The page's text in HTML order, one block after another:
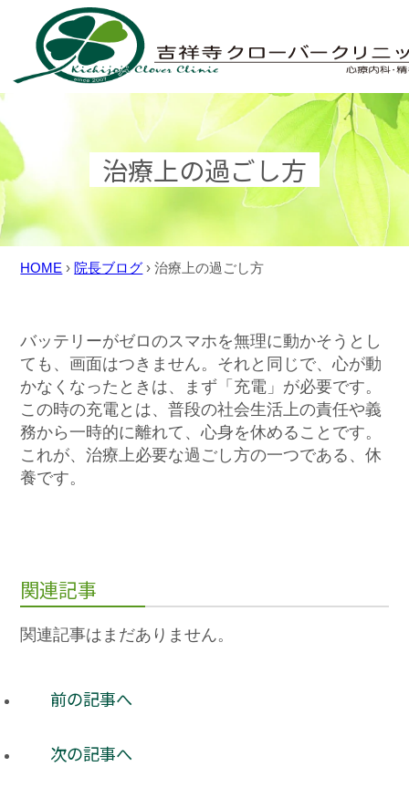
content
治療上の過ごし方
HOME › 院長ブログ › 治療上の過ごし方
バッテリーがゼロのスマホを無理に動かそうとし
ても、画面はつきません。それと同じで、心が動
かなくなったときは、まず「充電」が必要です。
この時の充電とは、普段の社会生活上の責任や義
務から一時的に離れて、心身を休めることです。
これが、治療上必要な過ごし方の一つである、休
養です。
関連記事
関連記事はまだありません。
前の記事へ
次の記事へ